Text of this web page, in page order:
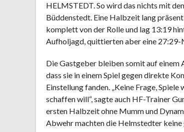
HELMSTEDT. So wird das nichts mit
Büddenstedt. Eine Halbzeit lang
komplett von der Rolle und lag 13:19
Aufholjagd, quittierten aber eine 27:29-
Die Gastgeber bleiben somit auf einem
dass sie in einem Spiel gegen direkte
Einstellung fanden. „Keine Frage,
schaffen will“, sagte auch HF-Trainer
ersten Halbzeit ohne Mumm und
Abwehr machten die Helmstedter